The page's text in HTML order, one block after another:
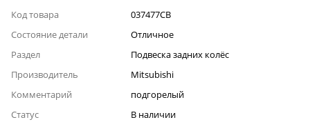
Код товара
037477СВ
Состояние детали
Отличное
Раздел
Подвеска задних колёс
Производитель
Mitsubishi
Комментарий
подгорелый
Статус
В наличии